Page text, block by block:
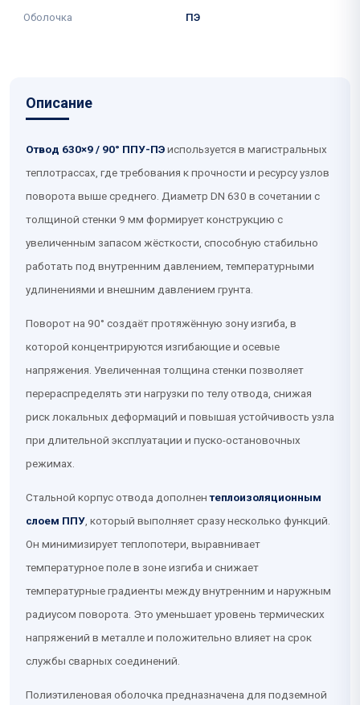
Оболочка ПЭ
Описание
Отвод 630×9 / 90° ППУ-ПЭиспользуется в магистральных
теплотрассах, где требования к прочности и ресурсу узлов
поворота выше среднего. Диаметр DN 630 в сочетании с
толщиной стенки 9 мм формирует конструкцию с
увеличенным запасом жёсткости, способную стабильно
работать под внутренним давлением, температурными
удлинениями и внешним давлением грунта.
Поворот на 90° создаёт протяжённую зону изгиба, в
которой концентрируются изгибающие и осевые
напряжения. Увеличенная толщина стенки позволяет
перераспределять эти нагрузки по телу отвода, снижая
риск локальных деформаций и повышая устойчивость узла
при длительной эксплуатации и пуско-остановочных
режимах.
Стальной корпус отвода дополнентеплоизоляционным
слоем ППУ, который выполняет сразу несколько функций.
Он минимизирует теплопотери, выравнивает
температурное поле в зоне изгиба и снижает
температурные градиенты между внутренним и наружным
радиусом поворота. Это уменьшает уровень термических
напряжений в металле и положительно влияет на срок
службы сварных соединений.
Полиэтиленовая оболочка предназначена для подземной